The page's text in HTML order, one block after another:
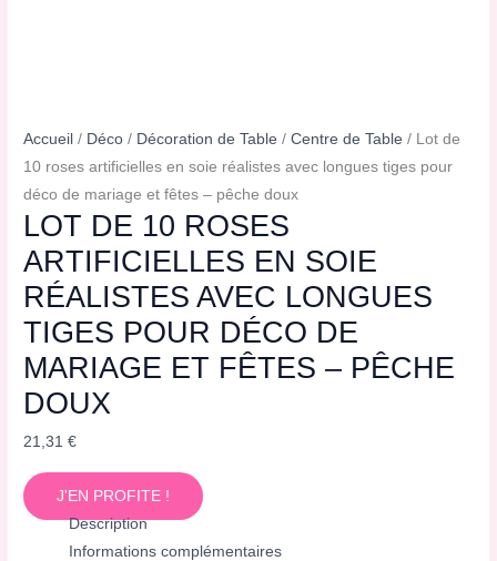
Accueil / Déco / Décoration de Table /Centre de Table / Lot de
10 roses artificielles en soie réalistes avec longues tiges pour
déco de mariage et fêtes – pêche doux
LOT DE 10 ROSES
ARTIFICIELLES EN SOIE
RÉALISTES AVEC LONGUES
TIGES POUR DÉCO DE
MARIAGE ET FÊTES – PÊCHE
DOUX
21,31€
J'EN PROFITE !
Description
Informations complémentaires